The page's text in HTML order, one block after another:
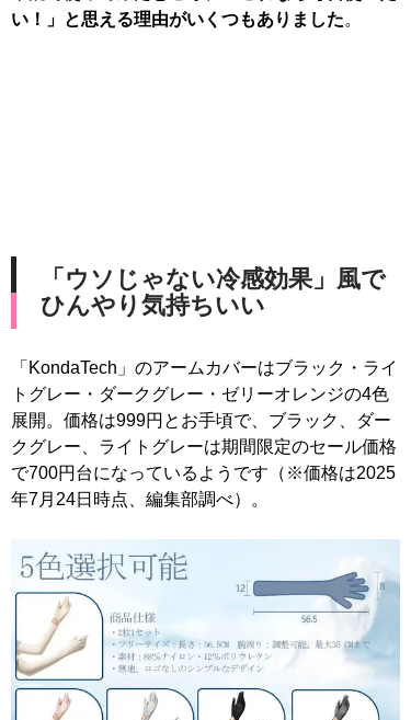
い！」と思える理由がいくつもありました。
「ウソじゃない冷感効果」風で
ひんやり気持ちいい
「KondaTech」のアームカバーはブラック・ライ
トグレー・ダークグレー・ゼリーオレンジの4色
展開。価格は999円とお手頃で、ブラック、ダー
クグレー、ライトグレーは期間限定のセール価格
で700円台になっているようです（※価格は2025
年7月24日時点、編集部調べ）。